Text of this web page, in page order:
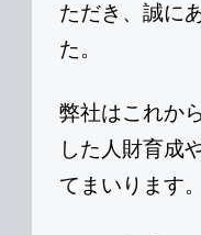
ただき、誠に
た。
弊社はこれか
した人財育成
てまいります。